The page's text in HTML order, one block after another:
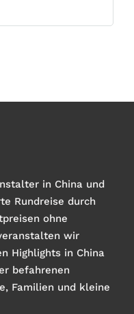
in China und
Rundreise durch
ohne
wir
Highlights in China
befahrenen
Familien und kleine